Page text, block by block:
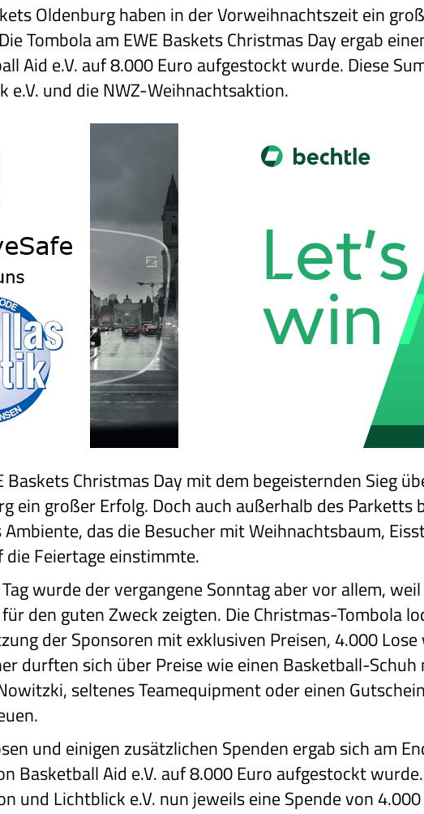
Oldenburg haben in der Vorweihnachtszeit ein
Tombola am EWE Baskets Christmas Day ergab
Aid e.V. auf 8.000 Euro aufgestockt wurde. Diese
e.V. und die NWZ-Weihnachtsaktion.
Baskets Christmas Day mit dem begeisternden Sieg
ein großer Erfolg. Doch auch außerhalb des Parketts
das die Besucher mit Weihnachtsbaum,
Feiertage einstimmte.
wurde der vergangene Sonntag aber vor allem,
den guten Zweck zeigten. Die Christmas-Tombola
der Sponsoren mit exklusiven Preisen, 4.000
durften sich über Preise wie einen Basketball-
seltenes Teamequipment oder einen
und einigen zusätzlichen Spenden ergab sich am
Basketball Aid e.V. auf 8.000 Euro aufgestockt
und Lichtblick e.V. nun jeweils eine Spende von